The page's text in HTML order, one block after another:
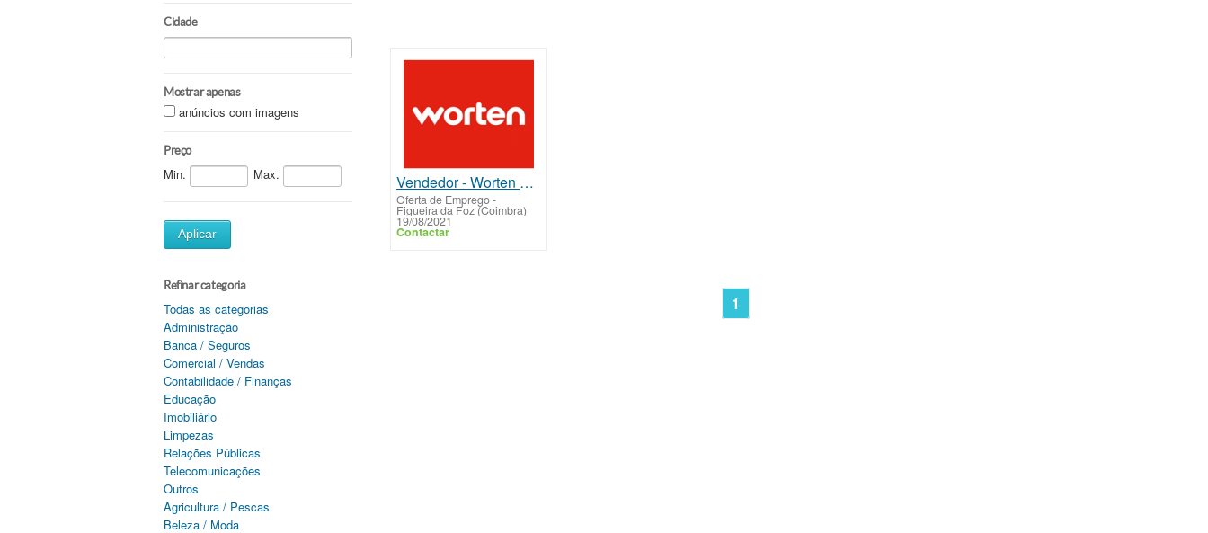
Cidade
Mostrar apenas
anúncios com imagens
Preço
Min. Max.
Aplicar
Refinar categoria
Todas as categorias
Administração
Banca / Seguros
Comercial / Vendas
Contabilidade / Finanças
Educação
Imobiliário
Limpezas
Relações Públicas
Telecomunicações
Outros
Agricultura / Pescas
Beleza / Moda
Vendedor - Worten Figueira da Foz
Oferta de Emprego-
Figueira da Foz (Coimbra)
19/08/2021
Contactar
1